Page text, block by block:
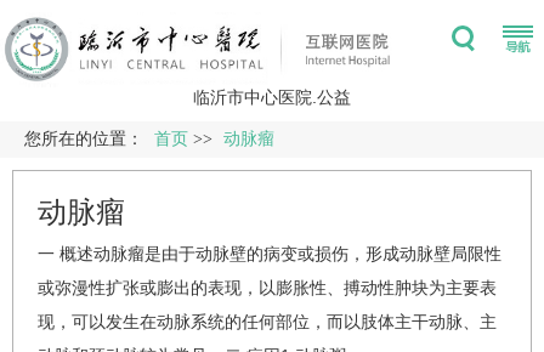
临沂市中心医院.公益
您所在的位置： 首页 >> 动脉瘤
动脉瘤
一 概述动脉瘤是由于动脉壁的病变或损伤，形成动脉壁局限性
或弥漫性扩张或膨出的表现，以膨胀性、搏动性肿块为主要表
现，可以发生在动脉系统的任何部位，而以肢体主干动脉、主